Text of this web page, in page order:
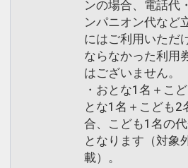
ンの場合、電話代
ンパニオン代など
にはご利用いただ
ならなかった利用
はございません。
・おとな1名＋こ
とな1名＋こども2
合、こども1名の
となります（対象
載）。